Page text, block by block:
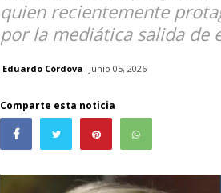
quien recientemente
por la mediática salida de
Eduardo Córdova Junio 05, 2026
Comparte esta noticia